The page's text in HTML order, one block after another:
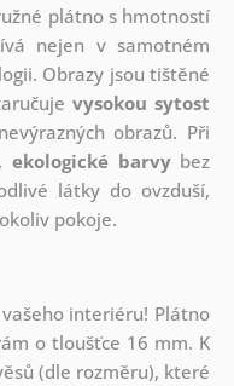
plátno s hmotností
nejen v samotném
Obrazy jsou tištěné
vysokou sytost
obrazů. Při
ekologické barvybez
látky do ovzduší,
pokoje.
interiéru! Plátno
o tloušťce 16 mm. K
(dle rozměru), které